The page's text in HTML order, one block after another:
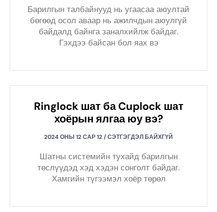
Барилгын талбайнууд нь угаасаа аюултай
бөгөөд осол аваар нь ажилчдын аюулгүй
байдалд байнга заналхийлж байдаг.
Гэхдээ байсан бол яах вэ
Ringlock шат ба Cuplock шат
хоёрын ялгаа юу вэ?
2024 ОНЫ 12 САР 12 СЭТГЭГДЭЛ БАЙХГҮЙ
Шатны системийн тухайд барилгын
төслүүдэд хэд хэдэн сонголт байдаг.
Хамгийн түгээмэл хоёр төрөлIT
PT
TH